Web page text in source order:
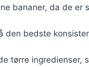
bananer, da de er
den bedste
tørre ingredienser,